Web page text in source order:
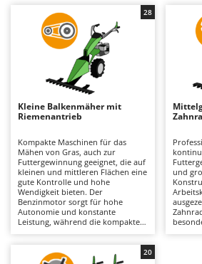
Akku-Stichsägen
Allzwecktransporter -
Alu-Teleskopleitern
Anbaubagger Heckbagger für
Arbeitsschutzkleidung
Aschesauger
Astkettensägen - Hochentaster
Astscheren
Atemschutzgeräte
Aufroller für Olivennetze
Aufschnittmaschinen
Auslegemulcher für Traktoren
Aima
Airmec
ALA 2000
Alpina
Ama
Ambrogio Robot
Annovi Reverberi
ANTHBOT
Archman
Kleine Balkenmäher mit
Riemenantrieb
Kompakte Maschinen für das
Mähen von Gras, auch zur
Futtergewinnung geeignet, die auf
kleinen und mittleren Flächen eine
gute Kontrolle und hohe
Wendigkeit bieten. Der
Benzinmotor sorgt für hohe
Autonomie und konstante
Leistung, während die kompakte
Der Riemenantrieb fungiert als
mechanische „Sicherung“: Im Falle
28
und
20